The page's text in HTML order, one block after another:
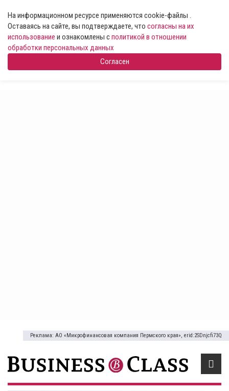
На информационном ресурсе применяются cookie-файлы .
Оставаясь на сайте, вы подтверждаете, что согласны на их
использование и ознакомлены сполитикой в отношении
обработки персональных данных
Согласен
Реклама: АО «Микрофинансовая компания Пермского края», erid:2SDnjcfi73Q